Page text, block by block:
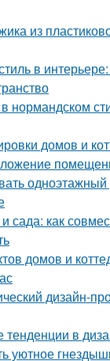
из
в интерьере:
нормандском
домов и
сада: как
домов и
дизайн-
в
уютное